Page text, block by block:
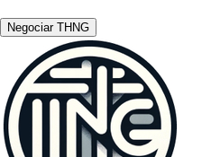
Negociar THNG